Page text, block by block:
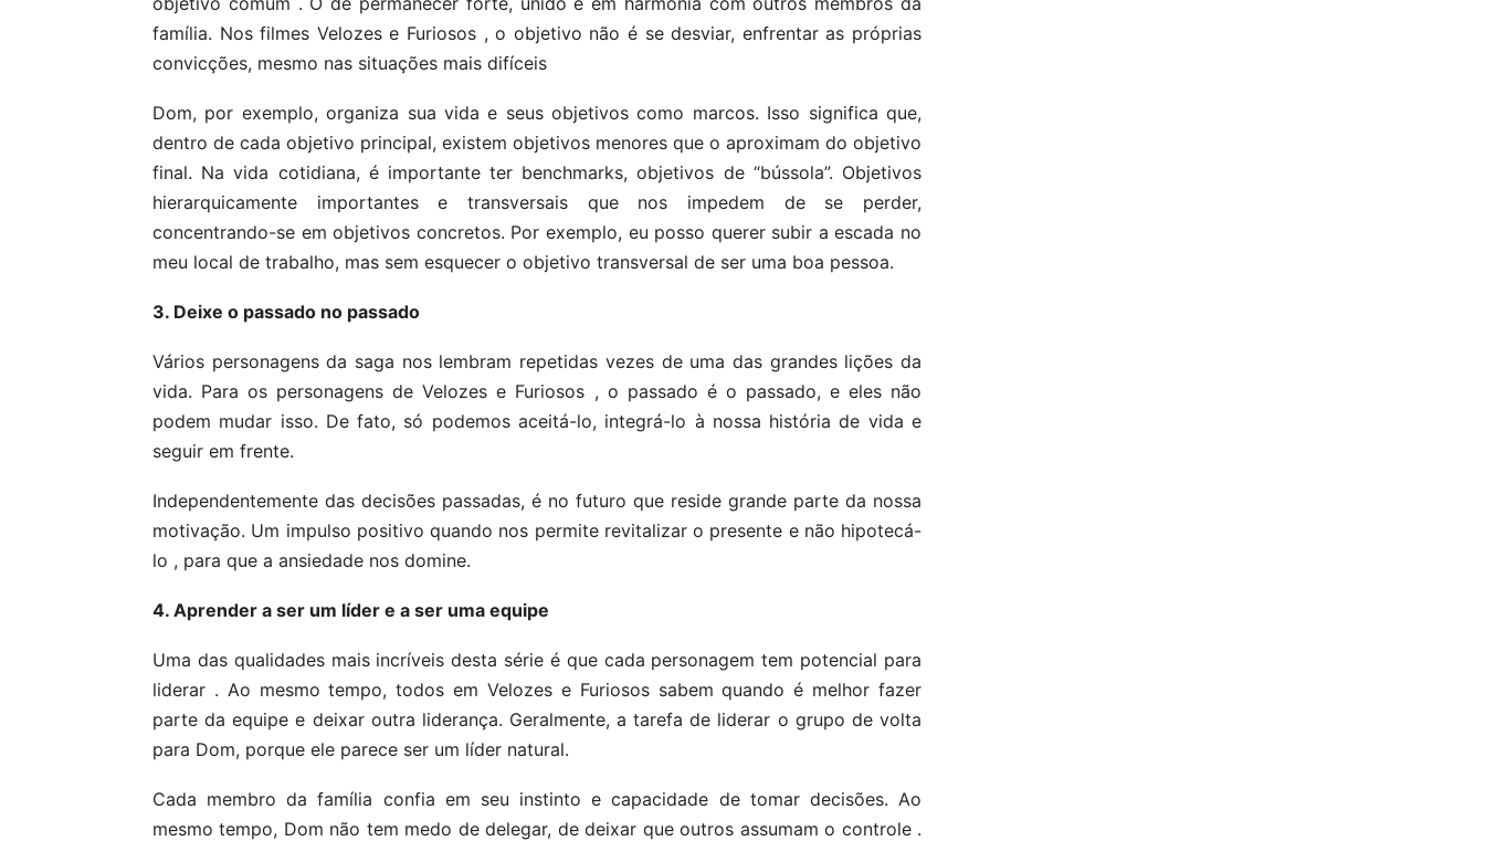
família. Nos filmes Velozes e Furiosos , o objetivo não é se desviar, enfrentar as próprias
convicções, mesmo nas situações mais difíceis
Dom, por exemplo, organiza sua vida e seus objetivos como marcos. Isso significa que,
dentro de cada objetivo principal, existem objetivos menores que o aproximam do objetivo
final. Na vida cotidiana, é importante ter benchmarks, objetivos de “bússola”. Objetivos
hierarquicamente importantes e transversais que nos impedem de se perder,
concentrando-se em objetivos concretos. Por exemplo, eu posso querer subir a escada no
meu local de trabalho, mas sem esquecer o objetivo transversal de ser uma boa pessoa.
3. Deixe o passado no passado
Vários personagens da saga nos lembram repetidas vezes de uma das grandes lições da
vida. Para os personagens de Velozes e Furiosos , o passado é o passado, e eles não
podem mudar isso. De fato, só podemos aceitá-lo, integrá-lo à nossa história de vida e
seguir em frente.
Independentemente das decisões passadas, é no futuro que reside grande parte da nossa
motivação. Um impulso positivo quando nos permite revitalizar o presente e não hipotecá-
lo , para que a ansiedade nos domine.
4. Aprender a ser um líder e a ser uma equipe
Uma das qualidades mais incríveis desta série é que cada personagem tem potencial para
liderar . Ao mesmo tempo, todos em Velozes e Furiosos sabem quando é melhor fazer
parte da equipe e deixar outra liderança. Geralmente, a tarefa de liderar o grupo de volta
para Dom, porque ele parece ser um líder natural.
Cada membro da família confia em seu instinto e capacidade de tomar decisões. Ao
mesmo tempo, Dom não tem medo de delegar, de deixar que outros assumam o controle .